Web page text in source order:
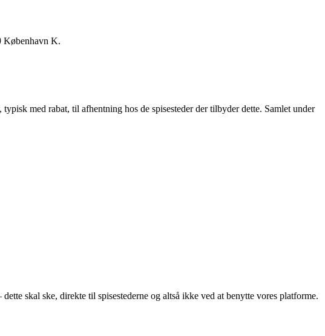
København K.
med rabat, til afhentning hos de spisesteder der tilbyder dette. Samlet under
skal ske, direkte til spisestederne og altså ikke ved at benytte vores platforme.